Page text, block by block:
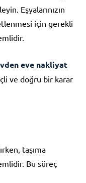
Eşyalarınızın
için gerekli
eve nakliyat
ve doğru bir karar
taşıma
Bu süreç